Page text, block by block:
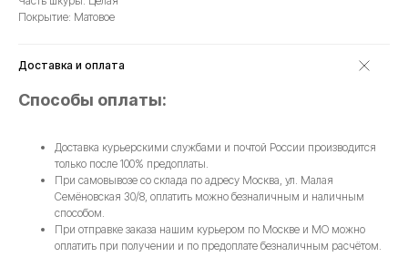
Покрытие: Матовое
Доставка и оплата
Способы оплаты:
Доставка курьерскими службами и почтой России производится
только после 100% предоплаты.
При самовывозе со склада по адресу Москва, ул. Малая
Семёновская 30/8, оплатить можно безналичным и наличным
способом.
При отправке заказа нашим курьером по Москве и МО можно
оплатить при получении и по предоплате безналичным расчётом.